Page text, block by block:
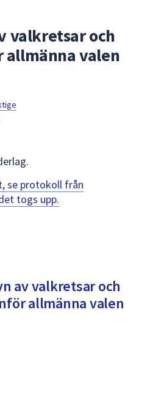
sökfältet
kommer
sökförslag
att
navigera
mellan
välja
något
valkretsar och
valen
se protokoll från
togs upp.
av valkretsar och
allmänna valen